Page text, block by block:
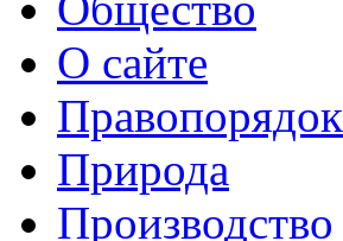
О сайте
Правопорядок
Природа
Производство